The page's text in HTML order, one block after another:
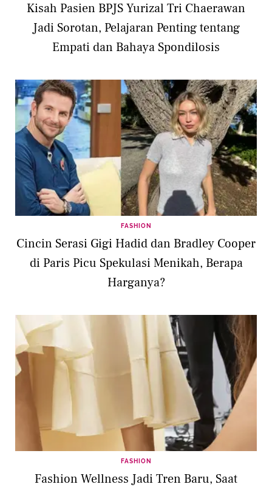
Kisah Pasien BPJS Yurizal Tri Chaerawan
Jadi Sorotan, Pelajaran Penting tentang
Empati dan Bahaya Spondilosis
FASHION
Cincin Serasi Gigi Hadid dan Bradley Cooper
di Paris Picu Spekulasi Menikah, Berapa
Harganya?
FASHION
Fashion Wellness Jadi Tren Baru, Saat